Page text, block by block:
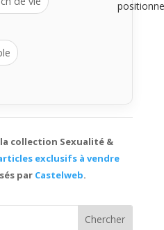
collection Sexualité &
exclusifs à vendre
par Castelweb.